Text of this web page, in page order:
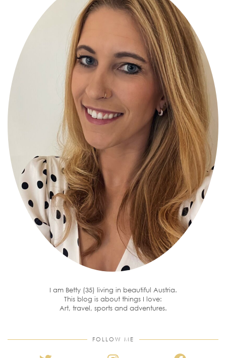
I am Betty (35) living in beautiful Austria.
This blog is about things I love:
Art, travel, sports and adventures.
FOLLOW ME